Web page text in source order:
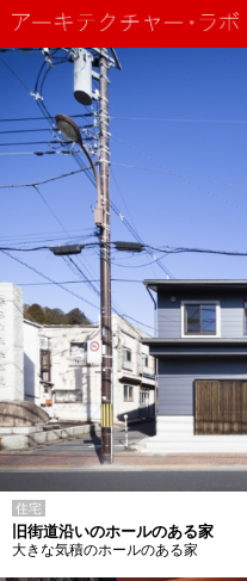
住宅
旧街道沿いのホールのある家
大きな気積のホールのある家